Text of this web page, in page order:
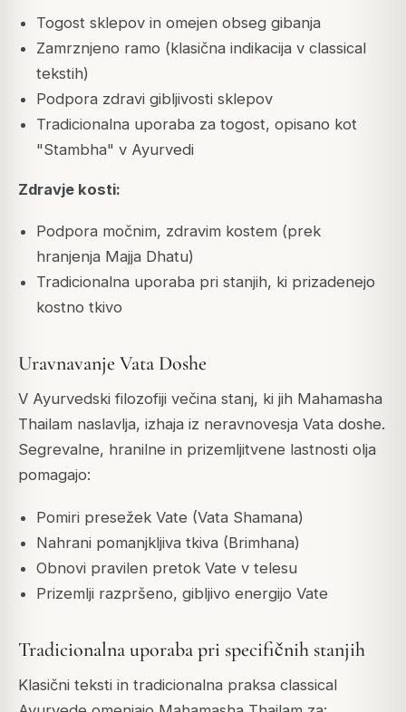
Togost sklepov in omejen obseg gibanja
Zamrznjeno ramo (klasična indikacija v classical
tekstih)
Podpora zdravi gibljivosti sklepov
Tradicionalna uporaba za togost, opisano kot
"Stambha" v Ayurvedi
Zdravje kosti:
Podpora močnim, zdravim kostem (prek
hranjenja Majja Dhatu)
Tradicionalna uporaba pri stanjih, ki prizadenejo
kostno tkivo
Uravnavanje Vata Doshe
V Ayurvedski filozofiji večina stanj, ki jih Mahamasha
Thailam naslavlja, izhaja iz neravnovesja Vata doshe.
Segrevalne, hranilne in prizemljitvene lastnosti olja
pomagajo:
Pomiri presežek Vate (Vata Shamana)
Nahrani pomanjkljiva tkiva (Brimhana)
Obnovi pravilen pretok Vate v telesu
Prizemlji razpršeno, gibljivo energijo Vate
Tradicionalna uporaba pri specifičnih stanjih
Klasični teksti in tradicionalna praksa classical